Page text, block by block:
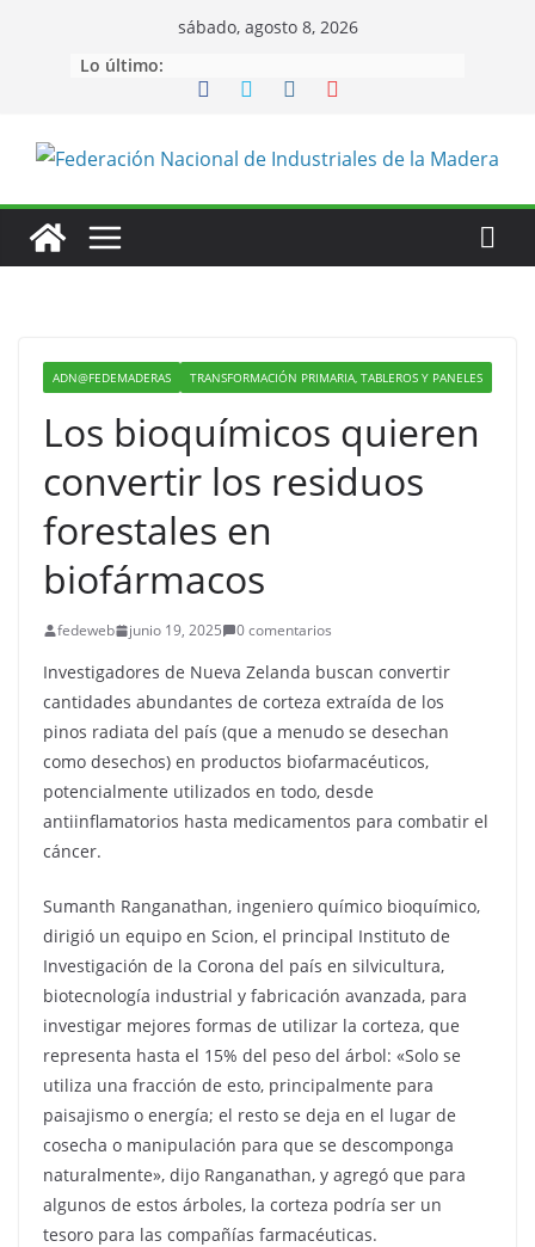
sábado, agosto 8, 2026
Lo último:
ADN@FEDEMADERAS TRANSFORMACIÓN PRIMARIA, TABLEROS Y PANELES
Los bioquímicos quieren
convertir los residuos
forestales en
biofármacos
fedeweb junio 19, 2025 0 comentarios
Investigadores de Nueva Zelanda buscan convertir
cantidades abundantes de corteza extraída de los
pinos radiata del país (que a menudo se desechan
como desechos) en productos biofarmacéuticos,
potencialmente utilizados en todo, desde
antiinflamatorios hasta medicamentos para combatir el
cáncer.
Sumanth Ranganathan, ingeniero químico bioquímico,
dirigió un equipo en Scion, el principal Instituto de
Investigación de la Corona del país en silvicultura,
biotecnología industrial y fabricación avanzada, para
investigar mejores formas de utilizar la corteza, que
representa hasta el 15% del peso del árbol: «Solo se
utiliza una fracción de esto, principalmente para
paisajismo o energía; el resto se deja en el lugar de
cosecha o manipulación para que se descomponga
naturalmente», dijo Ranganathan, y agregó que para
algunos de estos árboles, la corteza podría ser un
tesoro para las compañías farmacéuticas.